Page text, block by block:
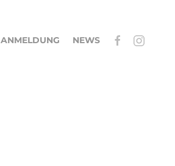
ANMELDUNG NEWS